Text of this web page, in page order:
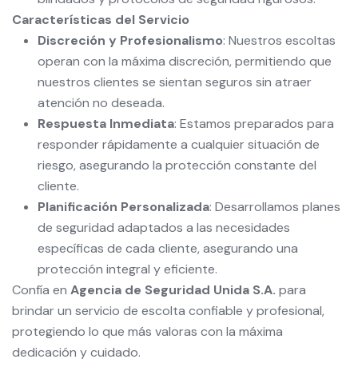
Características del Servicio
Discreción y Profesionalismo: Nuestros escoltas
operan con la máxima discreción, permitiendo que
nuestros clientes se sientan seguros sin atraer
atención no deseada.
Respuesta Inmediata: Estamos preparados para
responder rápidamente a cualquier situación de
riesgo, asegurando la protección constante del
cliente.
Planificación Personalizada: Desarrollamos planes
de seguridad adaptados a las necesidades
específicas de cada cliente, asegurando una
protección integral y eficiente.
Confía en Agencia de Seguridad Unida S.A. para
brindar un servicio de escolta confiable y profesional,
protegiendo lo que más valoras con la máxima
dedicación y cuidado.